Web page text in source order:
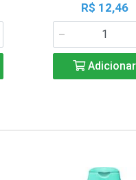
R$ 12,46
Adicionar